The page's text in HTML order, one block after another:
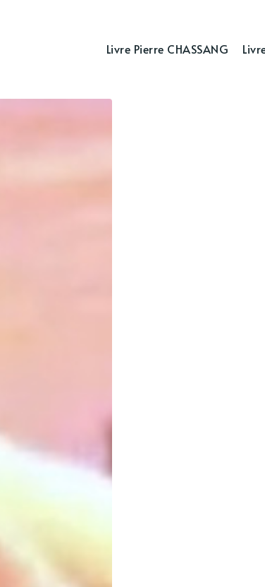
Livre Pierre CHASSANG